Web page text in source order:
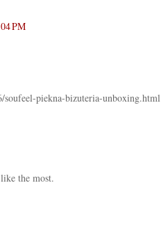
PM
soufeel-piekna-bizuteria-unboxing.html
the most.